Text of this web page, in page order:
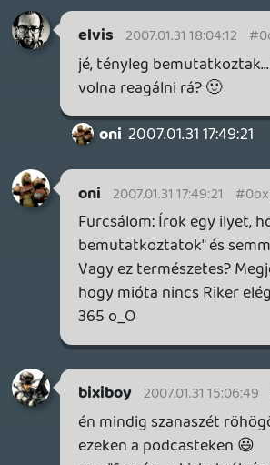
amugy szerintem én egy baldur gate 2-t
vinnék magamal mint játék, mert
hihetetlen jó sztorija van és baromi sok
küldetés van benne, akkár több 100órás
játékidő is elérhető! 😛
norbysx
Lesz podcast feed? iTunesom értetek
ordít.
Madroy 2007.01.30 19:57:37 #0oxpf
Sztem az lenne az erőltetett, ha direkt
visszafogtátok volna magatokat, és vmi
intellektuel stílusban kezdtetek volna el
beszélni ezekről a témákról, így sokkal
emberközelibb és poénosabb is volt.
antaru 2007.01.30 19:19:07
nasty 2007.01.30 19:35:15 #0oxpe
Mint a gép! 🙂